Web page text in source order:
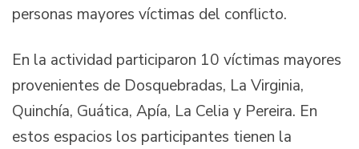
personas mayores víctimas del conflicto.
En la actividad participaron 10 víctimas mayores
provenientes de Dosquebradas, La Virginia,
Quinchía, Guática, Apía, La Celia y Pereira. En
estos espacios los participantes tienen la